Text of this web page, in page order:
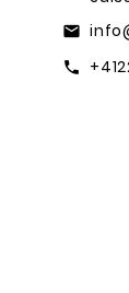
email
call